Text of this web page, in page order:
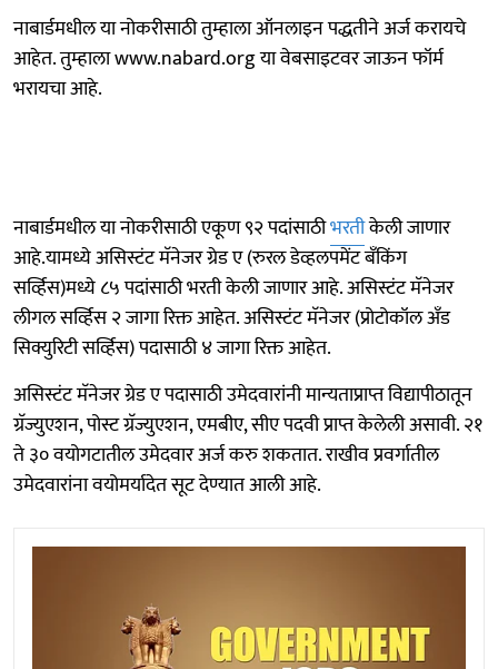
नाबार्डमधील या नोकरीसाठी तुम्हाला ऑनलाइन पद्धतीने अर्ज करायचे
आहेत. तुम्हाला www.nabard.org या वेबसाइटवर जाऊन फॉर्म
भरायचा आहे.
नाबार्डमधील या नोकरीसाठी एकूण ९२ पदांसाठीभरतीकेली जाणार
आहे.यामध्ये असिस्टंट मॅनेजर ग्रेड ए (रुरल डेव्हलपमेंट बँकिंग
सर्व्हिस)मध्ये ८५ पदांसाठी भरती केली जाणार आहे. असिस्टंट मॅनेजर
लीगल सर्व्हिस २ जागा रिक्त आहेत. असिस्टंट मॅनेजर (प्रोटोकॉल अँड
सिक्युरिटी सर्व्हिस) पदासाठी ४ जागा रिक्त आहेत.
असिस्टंट मॅनेजर ग्रेड ए पदासाठी उमेदवारांनी मान्यताप्राप्त विद्यापीठातून
ग्रॅज्युएशन, पोस्ट ग्रॅज्युएशन, एमबीए, सीए पदवी प्राप्त केलेली असावी. २१
ते ३० वयोगटातील उमेदवार अर्ज करु शकतात. राखीव प्रवर्गातील
उमेदवारांना वयोमर्यादेत सूट देण्यात आली आहे.